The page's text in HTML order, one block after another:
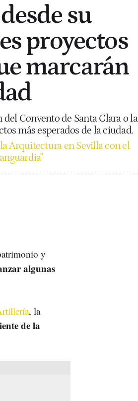
su
proyectos
marcarán
Convento de Santa Clara o la
más esperados de la ciudad.
Arquitectura en Sevilla con el
y
algunas
, la
de la